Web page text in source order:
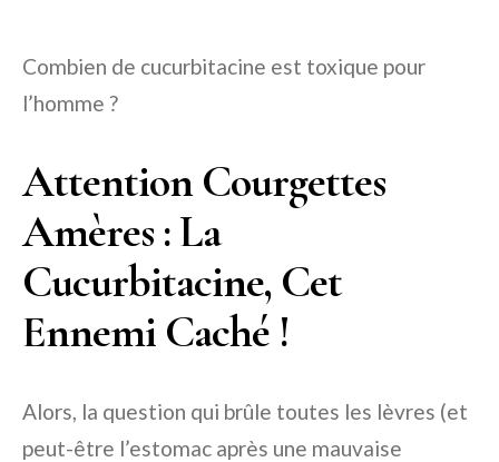
Combien de cucurbitacine est toxique pour
l’homme ?
Attention Courgettes
Amères : La
Cucurbitacine, Cet
Ennemi Caché !
Alors, la question qui brûle toutes les lèvres (et
peut-être l’estomac après une mauvaise